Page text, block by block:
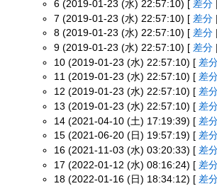
6 (2019-01-23 (水) 22:57:10) [ 差分|
7 (2019-01-23 (水) 22:57:10) [ 差分|
8 (2019-01-23 (水) 22:57:10) [ 差分|
9 (2019-01-23 (水) 22:57:10) [ 差分|
10 (2019-01-23 (水) 22:57:10) [ 差
11 (2019-01-23 (水) 22:57:10) [ 差
12 (2019-01-23 (水) 22:57:10) [ 差
13 (2019-01-23 (水) 22:57:10) [ 差
14 (2021-04-10 (土) 17:19:39) [ 差
15 (2021-06-20 (日) 19:57:19) [ 差
16 (2021-11-03 (水) 03:20:33) [ 差
17 (2022-01-12 (水) 08:16:24) [ 差
18 (2022-01-16 (日) 18:34:12) [ 差